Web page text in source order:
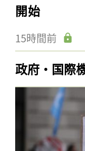
開始
15時間前
政府・国際